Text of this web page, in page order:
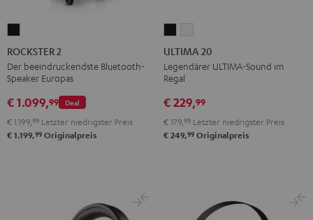
2
Schwarz
ROCKSTER 2
Der beeindruckendste Bluetooth-
Speaker Europas
Deal
€ 1.099,99
€ 1.199, 99 Letzter niedrigster Preis
€ 1.199,99 Originalpreis
20
Schwarz
20
Weiß
ULTIMA 20
Legendärer ULTIMA-Sound im
Regal
€ 229,99
€ 179, 99 Letzter niedrigster Preis
€ 249,99 Originalpreis